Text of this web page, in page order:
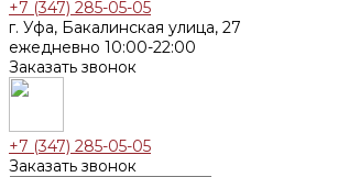
+7 (347) 285-05-05
г. Уфа, Бакалинская улица, 27
ежедневно 10:00-22:00
Заказать звонок
+7 (347) 285-05-05
Заказать звонок